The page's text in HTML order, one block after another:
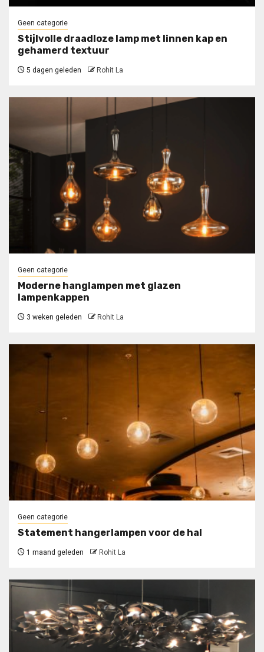
Geen categorie
Stijlvolle draadloze lamp met linnen kap en
gehamerd textuur
5 dagen geleden Rohit La
Geen categorie
Moderne hanglampen met glazen
lampenkappen
3 weken geleden Rohit La
Geen categorie
Statement hangerlampen voor de hal
1 maand geleden Rohit La